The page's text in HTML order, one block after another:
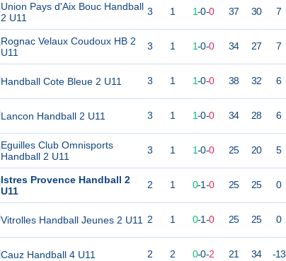
Union Pays d'Aix Bouc Handball
2 U11
Rognac Velaux Coudoux HB 2
U11
Handball Cote Bleue 2 U11
Lancon Handball 2 U11
Eguilles Club Omnisports
Handball 2 U11
Istres Provence Handball 2
U11
Vitrolles Handball Jeunes 2 U11
Cauz Handball 4 U11
3 1 1-0-0 37 30 7
3 1 1-0-0 34 27 7
3 1 1-0-0 38 32 6
3 1 1-0-0 34 28 6
3 1 1-0-0 25 20 5
2 1 0-1-0 25 25 0
2 1 0-1-0 25 25 0
2 2 0-0-2 21 34 -13